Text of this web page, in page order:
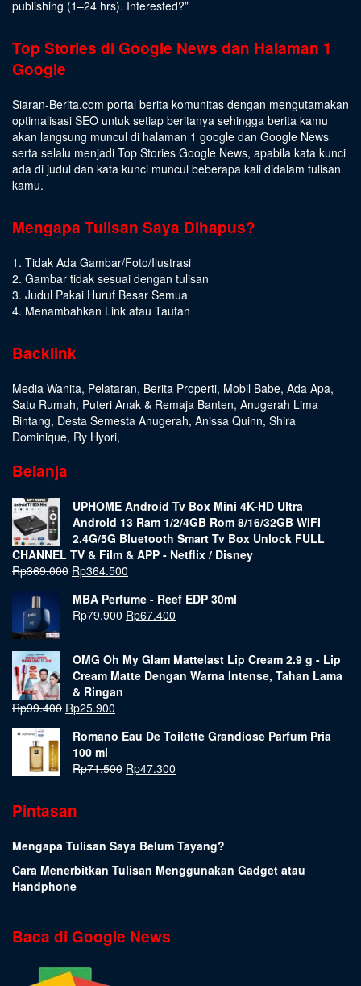
publishing (1–24 hrs). Interested?”
Top Stories di Google News dan Halaman 1
Google
Siaran-Berita.com portal berita komunitas dengan mengutamakan
optimalisasi SEO untuk setiap beritanya sehingga berita kamu
akan langsung muncul di halaman 1 google dan Google News
serta selalu menjadi Top Stories Google News, apabila kata kunci
ada di judul dan kata kunci muncul beberapa kali didalam tulisan
kamu.
Mengapa Tulisan Saya Dihapus?
1. Tidak Ada Gambar/Foto/Ilustrasi
2. Gambar tidak sesuai dengan tulisan
3. Judul Pakai Huruf Besar Semua
4. Menambahkan Link atau Tautan
Backlink
Media Wanita, Pelataran, Berita Properti, Mobil Babe, Ada Apa,
Satu Rumah, Puteri Anak & Remaja Banten, Anugerah Lima
Bintang, Desta Semesta Anugerah, Anissa Quinn, Shira
Dominique, Ry Hyori,
Belanja
UPHOME Android Tv Box Mini 4K-HD Ultra
Android 13 Ram 1/2/4GB Rom 8/16/32GB WIFI
2.4G/5G Bluetooth Smart Tv Box Unlock FULL
CHANNEL TV & Film & APP - Netflix / Disney
Rp369.000 Rp364.500
MBA Perfume - Reef EDP 30ml
Rp79.900 Rp67.400
OMG Oh My Glam Mattelast Lip Cream 2.9 g - Lip
Cream Matte Dengan Warna Intense, Tahan Lama
& Ringan
Rp99.400 Rp25.900
Romano Eau De Toilette Grandiose Parfum Pria
100 ml
Rp71.500 Rp47.300
Pintasan
Mengapa Tulisan Saya Belum Tayang?
Cara Menerbitkan Tulisan Menggunakan Gadget atau
Handphone
Baca di Google News